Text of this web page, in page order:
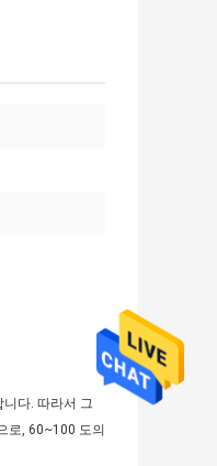
다. 따라서 그
로, 60~100 도의